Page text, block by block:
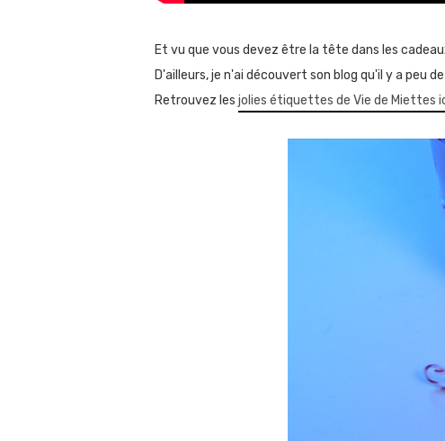
Et vu que vous devez être la tête dans les
D'ailleurs, je n'ai découvert son blog qu'il y a peu
Retrouvez les jolies étiquettes de Vie de Miettes